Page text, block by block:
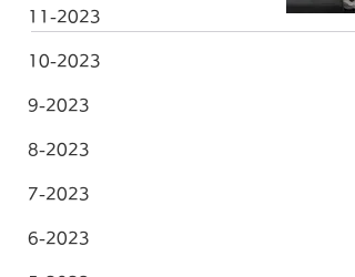
11-2023
10-2023
9-2023
8-2023
7-2023
6-2023